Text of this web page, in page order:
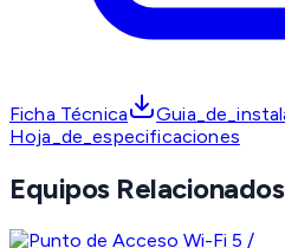
Ficha Técnica
Hoja_de_especificaciones
Equipos Relacionados